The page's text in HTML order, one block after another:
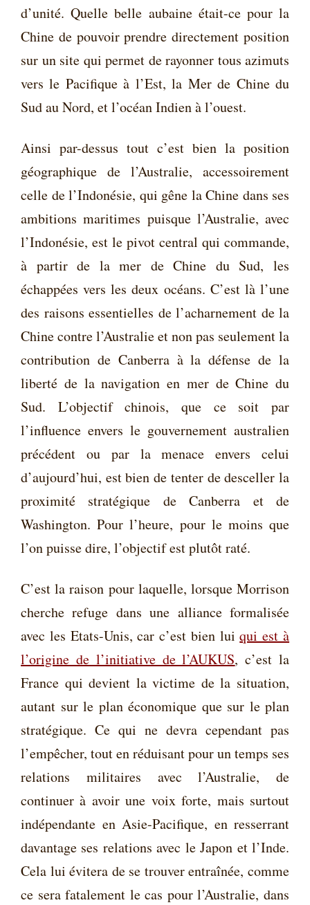
d’unité. Quelle belle aubaine était-ce pour la
Chine de pouvoir prendre directement position
sur un site qui permet de rayonner tous azimuts
vers le Pacifique à l’Est, la Mer de Chine du
Sud au Nord, et l’océan Indien à l’ouest.
Ainsi par-dessus tout c’est bien la position
géographique de l’Australie, accessoirement
celle de l’Indonésie, qui gêne la Chine dans ses
ambitions maritimes puisque l’Australie, avec
l’Indonésie, est le pivot central qui commande,
à partir de la mer de Chine du Sud, les
échappées vers les deux océans. C’est là l’une
des raisons essentielles de l’acharnement de la
Chine contre l’Australie et non pas seulement la
contribution de Canberra à la défense de la
liberté de la navigation en mer de Chine du
Sud. L’objectif chinois, que ce soit par
l’influence envers le gouvernement australien
précédent ou par la menace envers celui
d’aujourd’hui, est bien de tenter de desceller la
proximité stratégique de Canberra et de
Washington. Pour l’heure, pour le moins que
l’on puisse dire, l’objectif est plutôt raté.
C’est la raison pour laquelle, lorsque Morrison
cherche refuge dans une alliance formalisée
avec les Etats-Unis, car c’est bien luiqui est à
l’origine de l’initiative de l’AUKUS, c’est la
France qui devient la victime de la situation,
autant sur le plan économique que sur le plan
stratégique. Ce qui ne devra cependant pas
l’empêcher, tout en réduisant pour un temps ses
relations militaires avec l’Australie, de
continuer à avoir une voix forte, mais surtout
indépendante en Asie-Pacifique, en resserrant
davantage ses relations avec le Japon et l’Inde.
Cela lui évitera de se trouver entraînée, comme
ce sera fatalement le cas pour l’Australie, dans